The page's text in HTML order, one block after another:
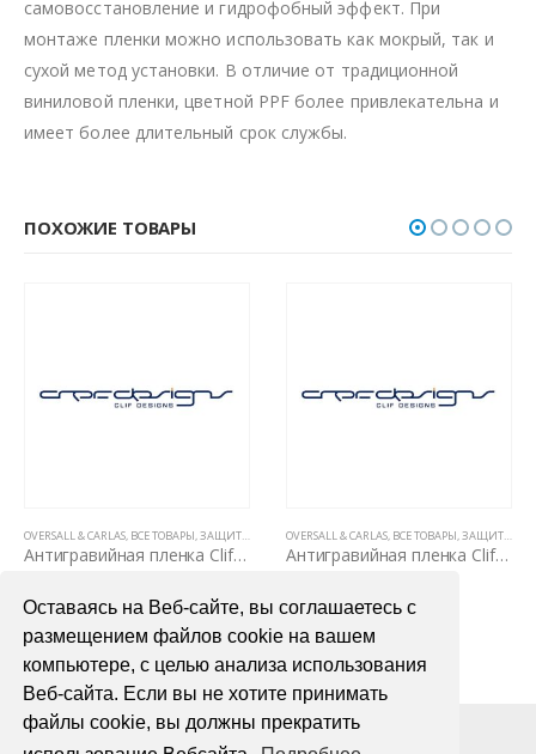
Оставаясь на Веб-сайте, вы соглашаетесь с
размещением файлов cookie на вашем
компьютере, с целью анализа использования
Веб-сайта. Если вы не хотите принимать
файлы cookie, вы должны прекратить
самовосстановление и гидрофобный эффект. При
монтаже пленки можно использовать как мокрый, так и
сухой метод установки. В отличие от традиционной
виниловой пленки, цветной PPF более привлекательна и
имеет более длительный срок службы.
ПОХОЖИЕ ТОВАРЫ
(5 ЛЕТ, НЕ ВИДНЫ НА КУЗОВЕ)
ПОЛИУРЕТАНОВЫЕ ПЛЕНКИ PPF (5 ЛЕТ, НЕ ВИДНЫ НА КУЗОВЕ)
,ПОЛИУРЕТАНОВЫЕ ПЛЕНКИ PPF (5 ЛЕТ, НЕ ВИДНЫ НА КУЗОВЕ),
OVERSALL & CARLAS, ВСЕ ТОВАРЫ,ЗАЩИТНЫЕ АНТИГРАВИЙНЫЕ ПЛЕНКИ ДЛЯ АВТОМОБИЛЯ
Антигравийная пленка Clif Designs CHAMELEON PPF 1,52х15м
В КОРЗИНУ
OVERSALL & CARLAS, ВСЕ ТОВАРЫ,ЗАЩИТНЫЕ АНТИГРАВИЙНЫЕ ПЛЕНКИ ДЛЯ АВТОМОБИЛЯ
Антигравийная пленка Clif Designs PRIMA-K 1,52х15м
В КОРЗИНУ